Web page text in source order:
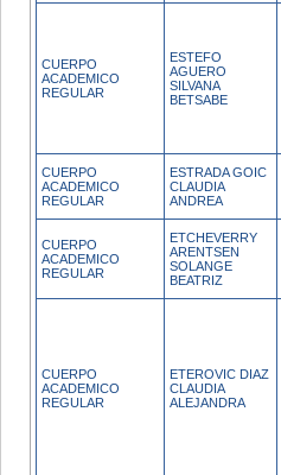
CUERPO
ACADEMICO
REGULAR
ESTEFO
AGUERO
SILVANA
BETSABE
CUERPO
ACADEMICO
REGULAR
ESTRADA GOIC
CLAUDIA
ANDREA
CUERPO
ACADEMICO
REGULAR
ETCHEVERRY
ARENTSEN
SOLANGE
BEATRIZ
CUERPO
ACADEMICO
REGULAR
ETEROVIC DIAZ
CLAUDIA
ALEJANDRA